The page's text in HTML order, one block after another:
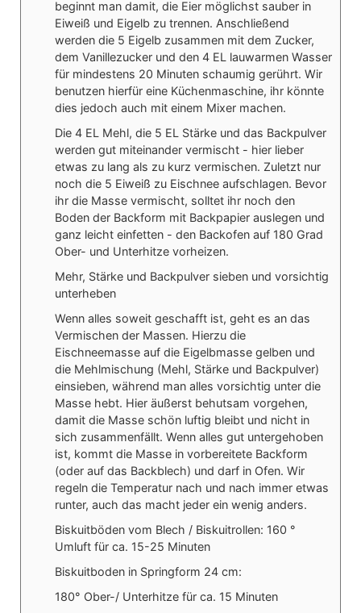
beginnt man damit, die Eier möglichst sauber in
Eiweiß und Eigelb zu trennen. Anschließend
werden die 5 Eigelb zusammen mit dem Zucker,
dem Vanillezucker und den 4 EL lauwarmen Wasser
für mindestens 20 Minuten schaumig gerührt. Wir
benutzen hierfür eine Küchenmaschine, ihr könnte
dies jedoch auch mit einem Mixer machen.
Die 4 EL Mehl, die 5 EL Stärke und das Backpulver
werden gut miteinander vermischt - hier lieber
etwas zu lang als zu kurz vermischen. Zuletzt nur
noch die 5 Eiweiß zu Eischnee aufschlagen. Bevor
ihr die Masse vermischt, solltet ihr noch den
Boden der Backform mit Backpapier auslegen und
ganz leicht einfetten - den Backofen auf 180 Grad
Ober- und Unterhitze vorheizen.
Mehr, Stärke und Backpulver sieben und vorsichtig
unterheben
Wenn alles soweit geschafft ist, geht es an das
Vermischen der Massen. Hierzu die
Eischneemasse auf die Eigelbmasse gelben und
die Mehlmischung (Mehl, Stärke und Backpulver)
einsieben, während man alles vorsichtig unter die
Masse hebt. Hier äußerst behutsam vorgehen,
damit die Masse schön luftig bleibt und nicht in
sich zusammenfällt. Wenn alles gut untergehoben
ist, kommt die Masse in vorbereitete Backform
(oder auf das Backblech) und darf in Ofen. Wir
regeln die Temperatur nach und nach immer etwas
runter, auch das macht jeder ein wenig anders.
Biskuitböden vom Blech / Biskuitrollen: 160 °
Umluft für ca. 15-25 Minuten
Biskuitboden in Springform 24 cm:
180° Ober-/ Unterhitze für ca. 15 Minuten